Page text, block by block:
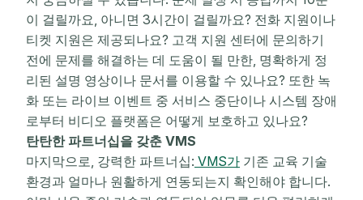
이 걸릴까요, 아니면 3시간이 걸릴까요? 전화 지원이나
티켓 지원은 제공되나요? 고객 지원 센터에 문의하기
전에 문제를 해결하는 데 도움이 될 만한, 명확하게 정
리된 설명 영상이나 문서를 이용할 수 있나요? 또한 녹
화 또는 라이브 이벤트 중 서비스 중단이나 시스템 장애
로부터 비디오 플랫폼은 어떻게 보호하고 있나요?
탄탄한 파트너십을 갖춘 VMS
마지막으로, 강력한 파트너십: VMS가 기존 교육 기술
환경과 얼마나 원활하게 연동되는지 확인해야 합니다.